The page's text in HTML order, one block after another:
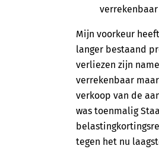
Mijn voorkeur
langer bestaand
verliezen zijn
verrekenbaar
verkoop van de
was toenmalig
tegen het nu